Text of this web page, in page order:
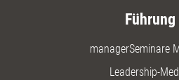
Führung
managerSeminare
Leadership-